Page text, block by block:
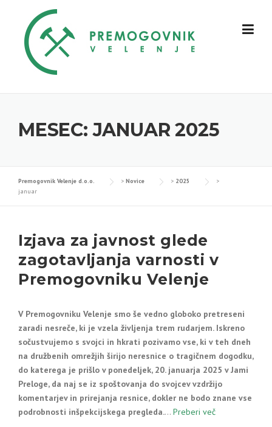
content
MESEC:JANUAR 2025
Premogovnik Velenje d.o.o. > Novice > 2025
>
januar
Izjava za javnost glede
zagotavljanja varnosti v
Premogovniku Velenje
V Premogovniku Velenje smo še vedno globoko pretreseni
zaradi nesreče, ki je vzela življenja trem rudarjem. Iskreno
sočustvujemo s svojci in hkrati pozivamo vse, ki v teh dneh
na družbenih omrežjih širijo neresnice o tragičnem dogodku,
do katerega je prišlo v ponedeljek, 20. januarja 2025 v Jami
Preloge, da naj se iz spoštovanja do svojcev vzdržijo
komentarjev in prirejanja resnice, dokler ne bodo znane vse
podrobnosti inšpekcijskega pregleda.… Preberi več